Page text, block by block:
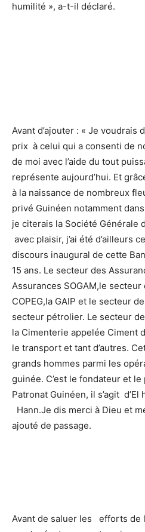
humilité », a-t-il déclaré.
Avant d’ajouter : « Je voudrais
prix à celui qui a consenti de
de moi avec l’aide du tout
représente aujourd’hui. Et
à la naissance de nombreux
privé Guinéen notamment
je citerais la Société Générale
avec plaisir, j’ai été d’ailleurs
discours inaugural de cette
15 ans. Le secteur des
Assurances SOGAM,le secteur
COPEG,la GAIP et le secteur
secteur pétrolier. Le secteur
la Cimenterie appelée Ciment
le transport et tant d’autres.
grands hommes parmi les
guinée. C’est le fondateur et
Patronat Guinéen, il s’agit d’El
Hann.Je dis merci à Dieu et
ajouté de passage.
Avant de saluer les efforts de